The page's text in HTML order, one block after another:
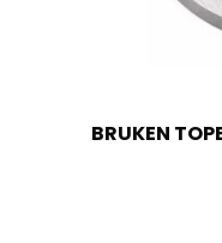
BRUKEN